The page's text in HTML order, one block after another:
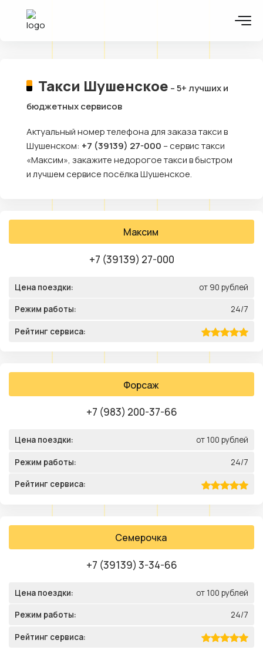
Такси Шушенское – 5+ лучших и
бюджетных сервисов
Актуальный номер телефона для заказа такси в
Шушенском: +7 (39139) 27-000 – сервис такси
«Максим», закажите недорогое такси в быстром
и лучшем сервисе посёлка Шушенское.
Максим
+7 (39139) 27-000
Цена поездки: от 90 рублей
Режим работы: 24/7
Рейтинг сервиса:
Форсаж
+7 (983) 200-37-66
Цена поездки: от 100 рублей
Режим работы: 24/7
Рейтинг сервиса:
Семерочка
+7 (39139) 3-34-66
Цена поездки: от 100 рублей
Режим работы: 24/7
Рейтинг сервиса: